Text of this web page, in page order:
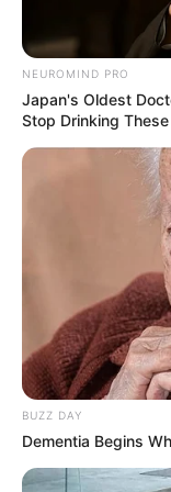
NEUROMIND PRO
Japan's Oldest
Stop Drinking
BUZZ DAY
Dementia Begins